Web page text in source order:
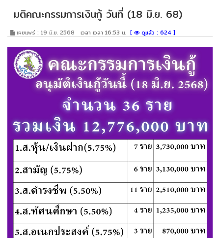
มติคณะกรรมการเงินกู้ วันที่ (18 มิ.ย. 68)
เผยแพร่ : 19 มิ.ย. 2568 เวลา เวลา 16:53 น.[ ดูแล้ว : 624 ]